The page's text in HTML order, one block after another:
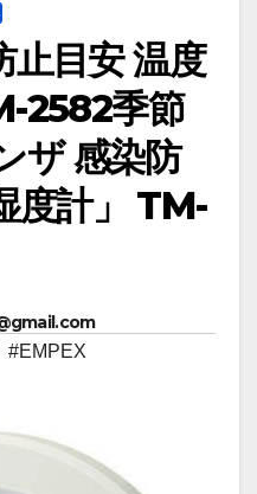
止目安 温度
2582季節
ザ 感染防
度計」 TM-
#EMPEX